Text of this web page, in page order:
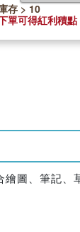
存 > 10
單可得紅利積
圖、筆記、